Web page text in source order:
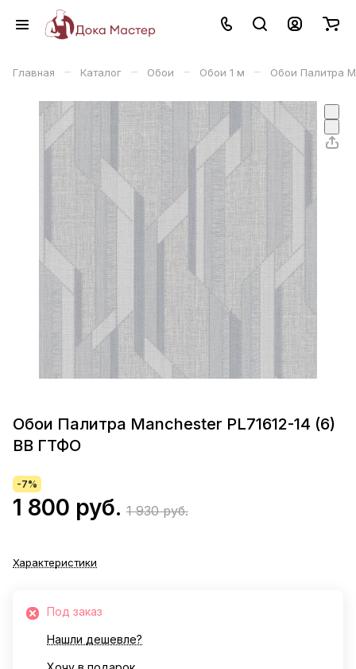
Главная – Каталог – Обои – Обои 1 м – Обои Палитра
Обои Палитра Manchester PL71612-14 (6)
ВВ ГТФО
-7%
1 800 руб. 1 930 руб.
Характеристики
Под заказ
Нашли дешевле?